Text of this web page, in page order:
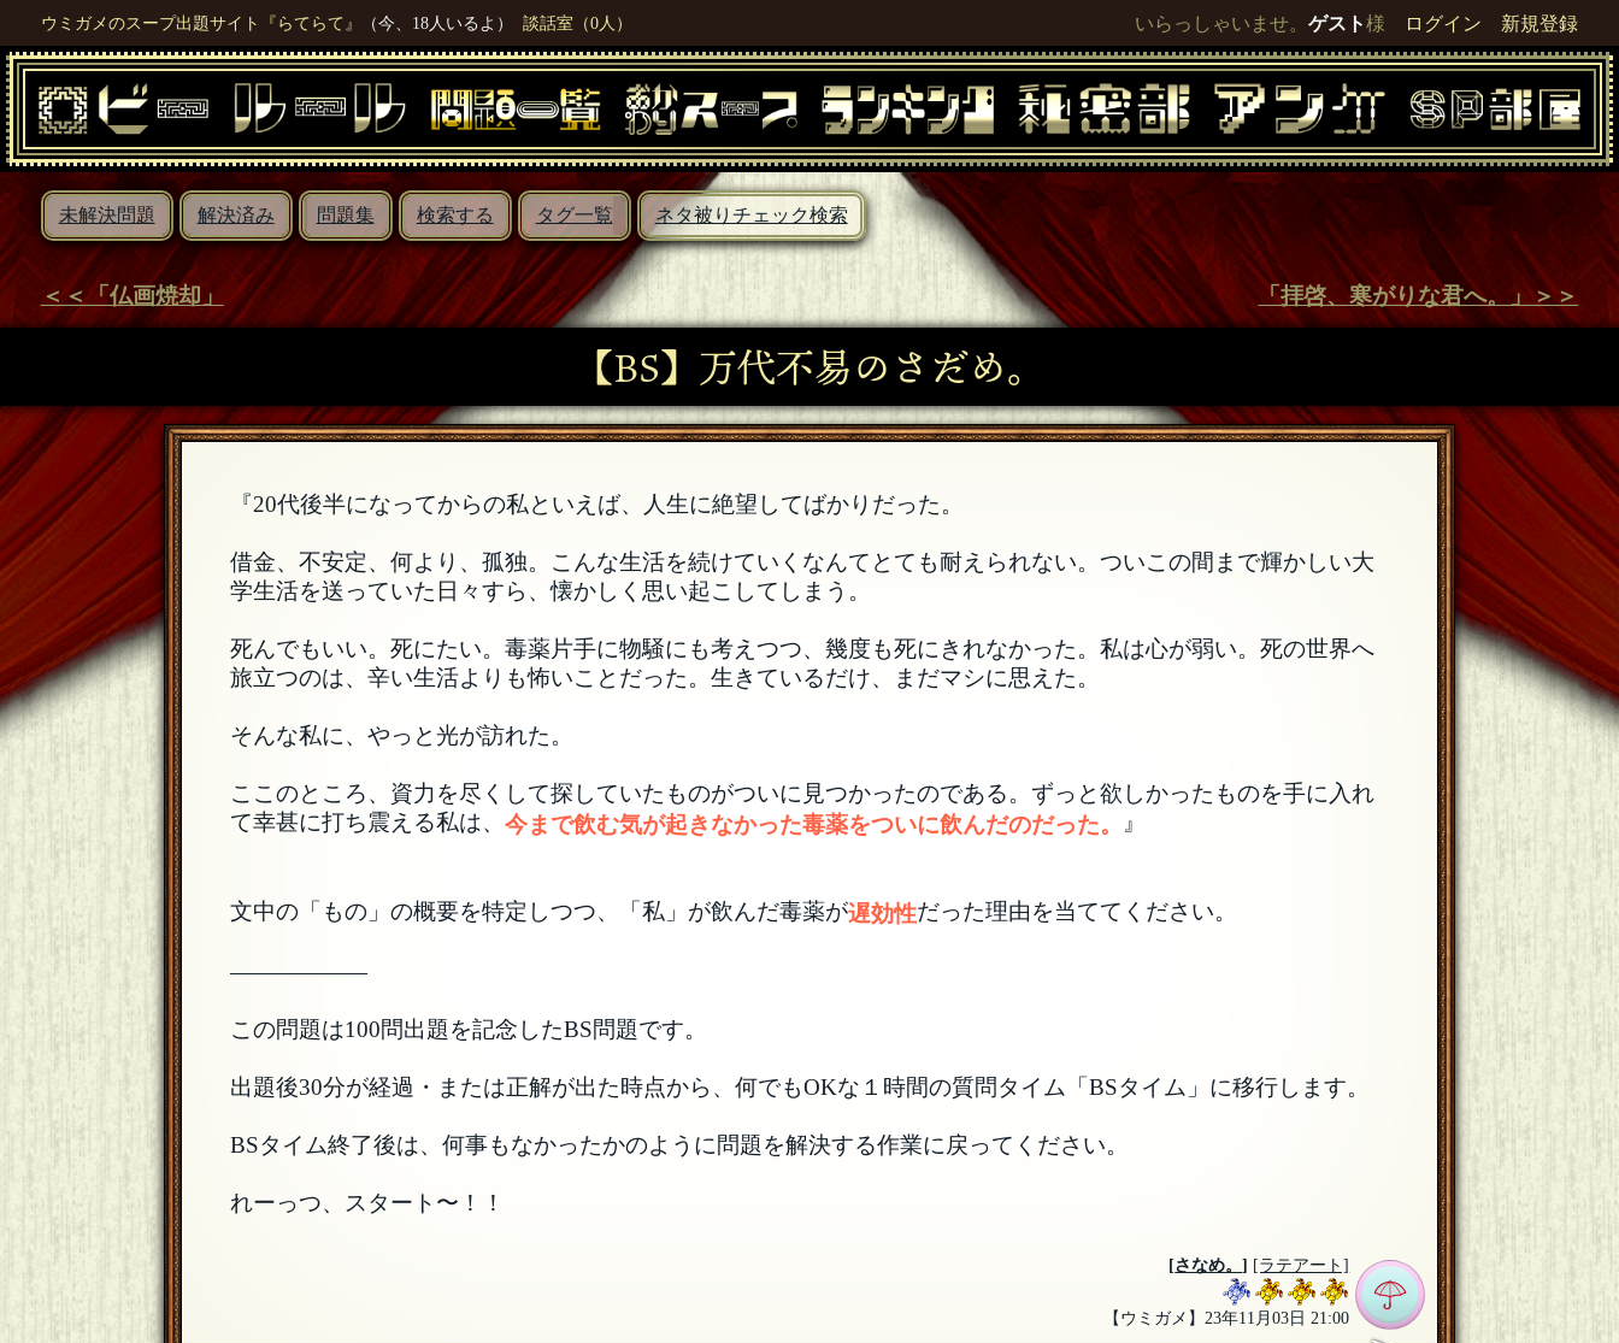
ウミガメのスープ出題サイト『らてらて』 （今、18人いるよ） 談話室（0人） いらっしゃいませ。ゲスト様 ログイン 新規登録
未解決問題 解決済み 問題集 検索する タグ一覧 ネタ被りチェック検索
＜＜「仏画焼却」 「拝啓、寒がりな君へ。」＞＞
【BS】万代不易のさだめ。
『20代後半になってからの私といえば、人生に絶望してばかりだった。
借金、不安定、何より、孤独。こんな生活を続けていくなんてとても耐えられない。ついこの間まで輝かしい大
学生活を送っていた日々すら、懐かしく思い起こしてしまう。
死んでもいい。死にたい。毒薬片手に物騒にも考えつつ、幾度も死にきれなかった。私は心が弱い。死の世界へ
旅立つのは、辛い生活よりも怖いことだった。生きているだけ、まだマシに思えた。
そんな私に、やっと光が訪れた。
ここのところ、資力を尽くして探していたものがついに見つかったのである。ずっと欲しかったものを手に入れ
て幸甚に打ち震える私は、 今まで飲む気が起きなかった毒薬をついに飲んだのだった。 』
文中の「もの」の概要を特定しつつ、「私」が飲んだ毒薬が遅効性だった理由を当ててください。
——————
この問題は100問出題を記念したBS問題です。
出題後30分が経過・または正解が出た時点から、何でもOKな１時間の質問タイム「BSタイム」に移行します。
BSタイム終了後は、何事もなかったかのように問題を解決する作業に戻ってください。
れーっつ、スタート〜！！
[さなめ。] [ラテアート]
【ウミガメ】23年11月03日 21:00